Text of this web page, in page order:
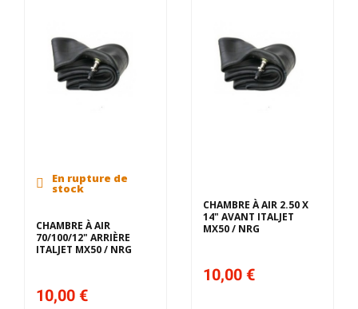
En rupture de
stock
CHAMBRE À AIR
70/100/12" ARRIÈRE
ITALJET MX50 / NRG
10,00 €
CHAMBRE À AIR 2.50 X
14" AVANT ITALJET
MX50 / NRG
10,00 €